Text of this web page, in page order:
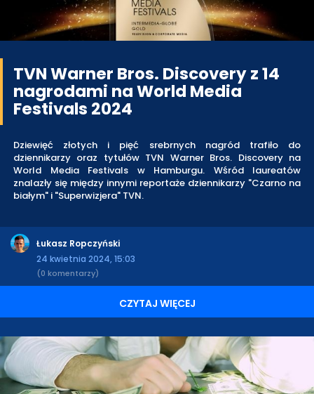
TVN Warner Bros. Discovery z 14
nagrodami na World Media
Festivals 2024
Dziewięć złotych i pięć srebrnych nagród trafiło do
dziennikarzy oraz tytułów TVN Warner Bros. Discovery na
World Media Festivals w Hamburgu. Wśród laureatów
znalazły się między innymi reportaże dziennikarzy "Czarno na
białym" i "Superwizjera" TVN.
Łukasz Ropczyński
24 kwietnia 2024, 15:03
(0 komentarzy)
CZYTAJ WIĘCEJ